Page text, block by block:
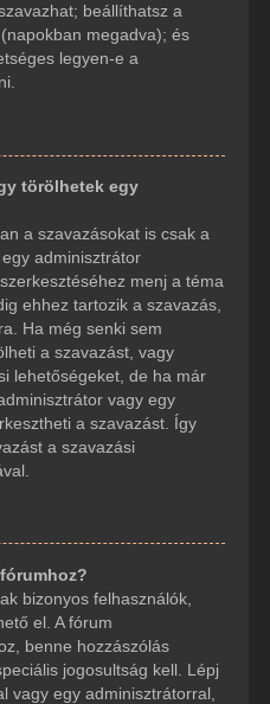
beállíthatsz a
megadva); és
legyen-e a
törölhetek egy
a szavazásokat is csak a
adminisztrátor
menj a téma
ehhez tartozik a szavazás,
Ha még senki sem
a szavazást, vagy
lehetőségeket, de ha már
vagy egy
a szavazást. Így
a szavazási
bizonyos felhasználók,
el. A fórum
benne hozzászólás
jogosultság kell. Lépj
vagy egy adminisztrátorral,